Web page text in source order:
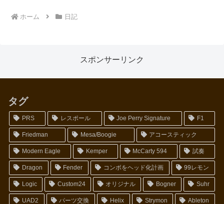
ホーム 日記
スポンサーリンク
タグ
PRS レスポール Joe Perry Signature F1
Friedman Mesa/Boogie アコースティック
Modern Eagle Kemper McCarty 594 試奏
Dragon Fender コンボをヘッド化計画 99レモン
Logic Custom24 オリジナル Bogner Suhr
UAD2 パーツ交換 Helix Strymon Ableton